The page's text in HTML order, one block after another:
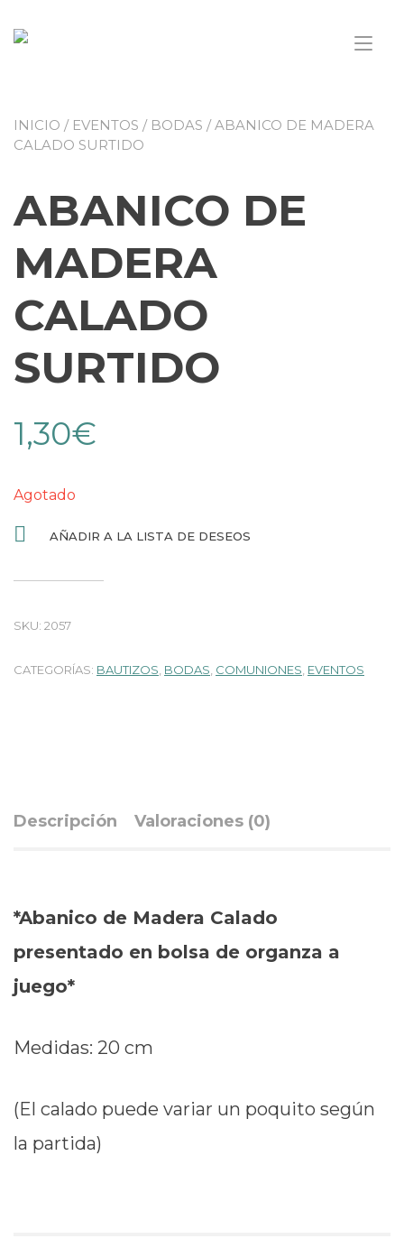
INICIO / EVENTOS / BODAS / ABANICO DE MADERA
CALADO SURTIDO
ABANICO DE
MADERA
CALADO
SURTIDO
1,30€
Agotado
AÑADIR A LA LISTA DE DESEOS
SKU: 2057
CATEGORÍAS: BAUTIZOS, BODAS, COMUNIONES, EVENTOS
Descripción Valoraciones (0)
*Abanico de Madera Calado
presentado en bolsa de organza a
juego*
Medidas: 20 cm
(El calado puede variar un poquito según
la partida)